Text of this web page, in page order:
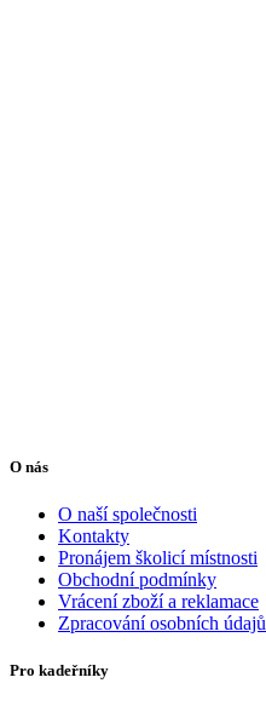
O nás
O naší společnosti
Kontakty
Pronájem školicí místnosti
Obchodní podmínky
Vrácení zboží a reklamace
Zpracování osobních údajů
Pro kadeřníky